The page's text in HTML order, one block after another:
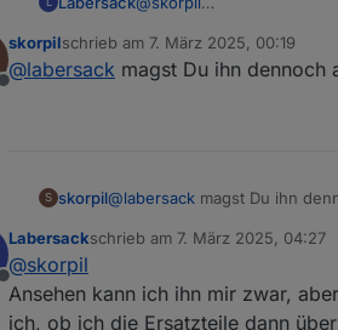
Offline
skorpilschrieb am 7. März 2025, 00:19
zuletzt editiert von
@labersack magst Du ihn dennoch
S skorpil@labersack magst Du ihn
Offline
Labersackschrieb am 7. März 2025, 04:27
zuletzt editiert von
@skorpil
Ansehen kann ich ihn mir zwar,
ich, ob ich die Ersatzteile dann